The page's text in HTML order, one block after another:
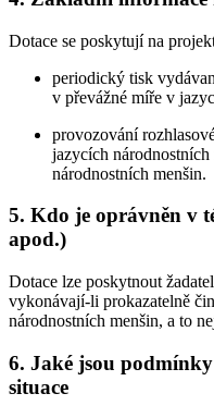
Dotace se poskytují na
periodický tisk
v převážné míře v
provozování
jazycích
národnostních menšin.
5. Kdo je oprávněn v
apod.)
Dotace lze poskytnout
vykonávají-li prokazatelně
národnostních menšin, a to
6. Jaké jsou
situace